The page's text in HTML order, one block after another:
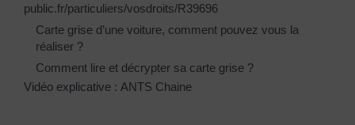
public.fr/particuliers/vosdroits/R39696
Carte grise d’une voiture, comment pouvez vous la
réaliser ?
Comment lire et décrypter sa carte grise ?
Vidéo explicative : ANTS Chaine